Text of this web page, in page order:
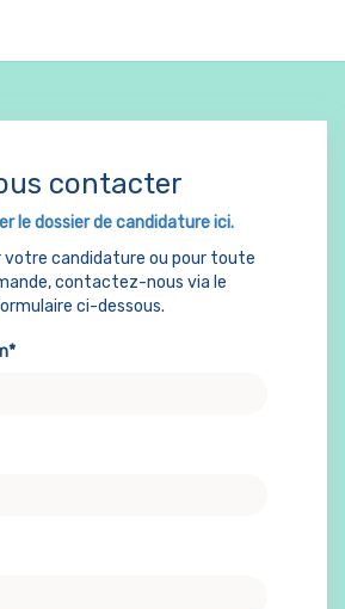
contacter
le dossier de candidature ici.
votre candidature ou pour toute
contactez-nous via le
ci-dessous.